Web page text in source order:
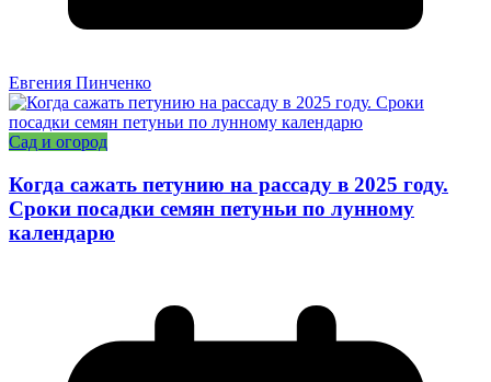
Евгения Пинченко
Сад и огород
Когда сажать петунию на рассаду в 2025 году.
Сроки посадки семян петуньи по лунному
календарю